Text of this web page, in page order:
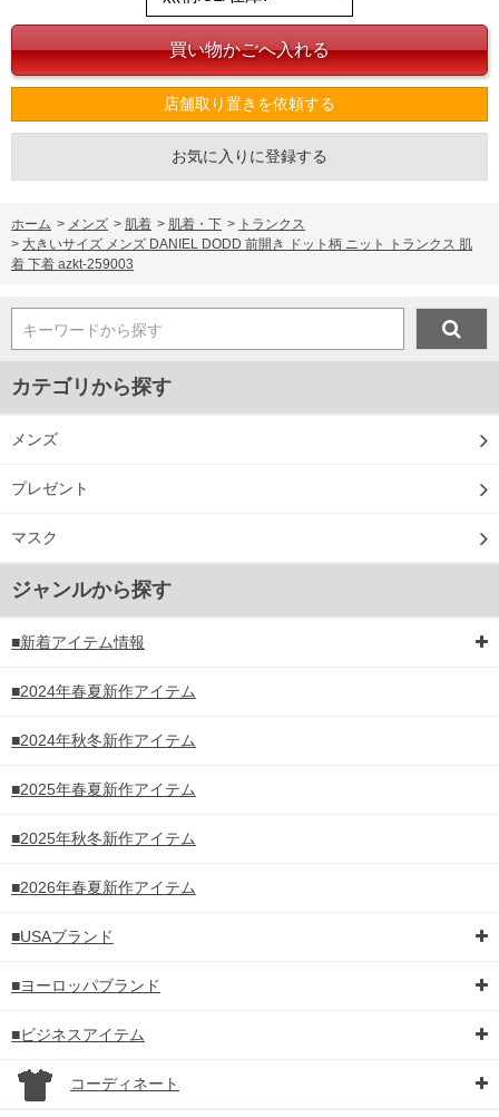
店舗取り置きを依頼する
お気に入りに登録する
ホーム > メンズ > 肌着 > 肌着・下 > トランクス
> 大きいサイズ メンズ DANIEL DODD 前開き ドット柄 ニット トランクス 肌
着 下着 azkt-259003
キーワードから探す
カテゴリから探す
メンズ
プレゼント
マスク
ジャンルから探す
■新着アイテム情報
■2024年春夏新作アイテム
■2024年秋冬新作アイテム
■2025年春夏新作アイテム
■2025年秋冬新作アイテム
■2026年春夏新作アイテム
■USAブランド
■ヨーロッパブランド
■ビジネスアイテム
コーディネート